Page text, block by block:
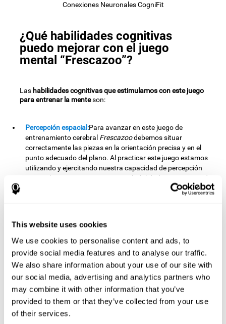
This website uses cookies
We use cookies to personalise content and ads, to
provide social media features and to analyse our traffic.
We also share information about your use of our site with
our social media, advertising and analytics partners who
may combine it with other information that you’ve
provided to them or that they’ve collected from your use
of their services.
Conexiones Neuronales CogniFit
¿Qué habilidades cognitivas
puedo mejorar con el juego
mental “Frescazoo”?
Las habilidades cognitivas que estimulamos con este juego
para entrenar la menteson:
Percepción espacial:Para avanzar en este juego de
entrenamiento cerebral Frescazoodebemos situar
correctamente las piezas en la orientación precisa y en el
punto adecuado del plano. Al practicar este juego estamos
utilizando y ejercitando nuestra capacidad de percepción
espacial. Mejorar esta importante habilidad cognitiva puede
ayudarnos a comprender mejor la disposición de nuestro
entorno, ayudándonos a movernos y relacionarnos mejor
ser la comprensión de un mapa, de símbolos, e incluso la
ejecución de tareas tan cotidianas como organizar nuestro
escritorio, o aparcar.
Planificación:Este juego requiere que establezcamos
mentalmente el recorrido más apropiado, seleccionado las
piezas adecuadas en cada momento. Al realizar este
ejercicio estamos ejercitando y estimulando nuestra
capacidad de planificación. Mejorar esta habilidad cognitiva
nos permitirá organizarnos de manera más adecuada en